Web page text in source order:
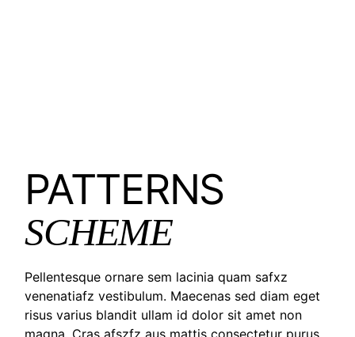
PATTERNS
SCHEME
Pellentesque ornare sem lacinia quam safxz
venenatiafz vestibulum. Maecenas sed diam eget
risus varius blandit ullam id dolor sit amet non
magna. Cras afszfz aus mattis consectetur purus